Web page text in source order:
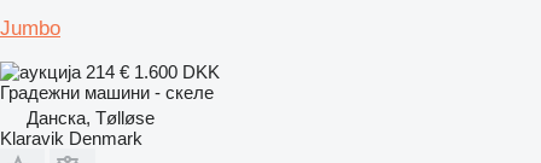
Jumbo
214 € 1.600 DKK
Градежни машини - скеле
Данска, Tølløse
Klaravik Denmark